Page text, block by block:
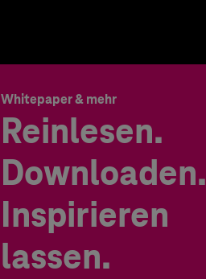
Whitepaper & mehr
Reinlesen.
Downloaden.
Inspirieren
lassen.